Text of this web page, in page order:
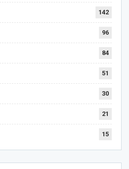
142
96
84
51
30
21
15